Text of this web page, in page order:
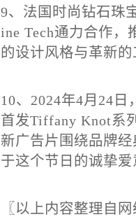
9、法国时尚钻石珠
ine Tech通力合作，
的设计风格与革新
10、 2024年4月 24 日
首发Tiffany Knot系
新广告片围绕品牌
于这个节日的诚挚
〖以上内容整理自